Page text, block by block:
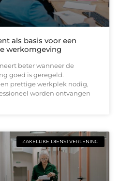
als basis voor een
werkomgeving
beter wanneer de
goed is geregeld.
prettige werkplek nodig,
worden ontvangen
ZAKELIJKE DIENSTVERLENING